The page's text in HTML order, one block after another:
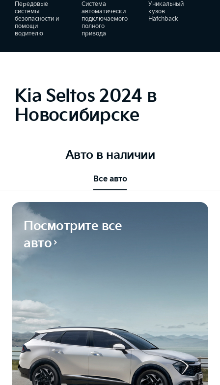
Передовые
системы
безопасности и
помощи
водителю
Система
автоматически
подключаемого
полного
привода
Уникальный
кузов
Hatchback
Kia Seltos 2024 в
Новосибирске
Авто в наличии
Все авто
Посмотрите все
авто